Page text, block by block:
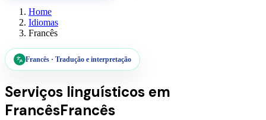
Home
Idiomas
Francês
Francês · Tradução e interpretação
Serviços linguísticos em
FrancêsFrancês